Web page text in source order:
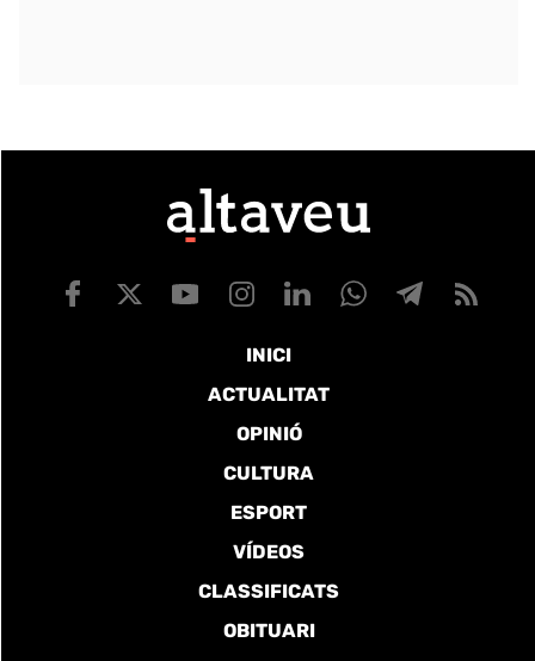
INICI
ACTUALITAT
OPINIÓ
CULTURA
ESPORT
VÍDEOS
CLASSIFICATS
OBITUARI